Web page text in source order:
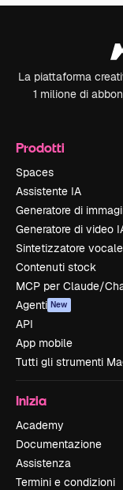
La piattaforma
1 milione di
Prodotti
Spaces
Assistente IA
Generatore di
Generatore di video
Sintetizzatore
Contenuti stock
MCP per Claude/
Agenti New
API
App mobile
Tutti gli strumenti
Inizia
Academy
Documentazione
Assistenza
Termini e condizioni